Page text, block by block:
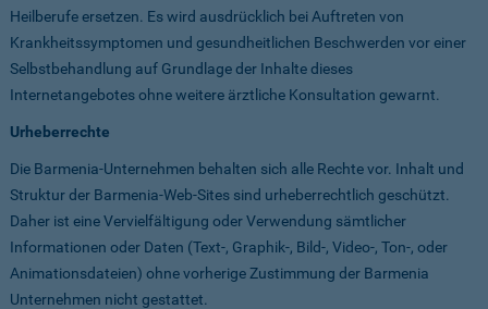
Heilberufe ersetzen. Es wird ausdrücklich bei Auftreten von
Krankheitssymptomen und gesundheitlichen Beschwerden vor einer
Selbstbehandlung auf Grundlage der Inhalte dieses
Internetangebotes ohne weitere ärztliche Konsultation gewarnt.
Urheberrechte
Die Barmenia-Unternehmen behalten sich alle Rechte vor. Inhalt und
Struktur der Barmenia-Web-Sites sind urheberrechtlich geschützt.
Daher ist eine Vervielfältigung oder Verwendung sämtlicher
Informationen oder Daten (Text-, Graphik-, Bild-, Video-, Ton-, oder
Animationsdateien) ohne vorherige Zustimmung der Barmenia
Unternehmen nicht gestattet.